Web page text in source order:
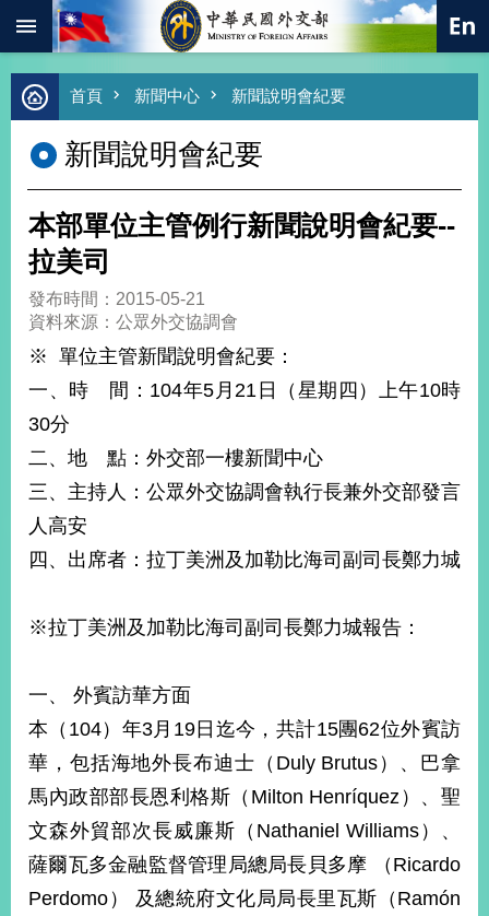
跳到主要內容區塊
進
階
尋
熱
總
合
外
值
外
交
經
濟
不
護
照
回
首
頁
網
站
首頁 新聞中心 新聞說明會紀要
新聞說明會紀要
本部單位主管例行新聞說明會紀要--
拉美司
發布時間：2015-05-21
資料來源：公眾外交協調會
※ 單位主管新聞說明會紀要：
一、時 間：104年5月21日（星期四）上午10時
30分
二、地 點：外交部一樓新聞中心
三、主持人：公眾外交協調會執行長兼外交部發言
人高安
四、出席者：拉丁美洲及加勒比海司副司長鄭力城
※拉丁美洲及加勒比海司副司長鄭力城報告：
一、 外賓訪華方面
本（104）年3月19日迄今，共計15團62位外賓訪
華，包括海地外長布迪士（Duly Brutus）、巴拿
馬內政部部長恩利格斯（Milton Henríquez）、聖
文森外貿部次長威廉斯（Nathaniel Williams）、
薩爾瓦多金融監督管理局總局長貝多摩 （Ricardo
Perdomo） 及總統府文化局局長里瓦斯（Ramón